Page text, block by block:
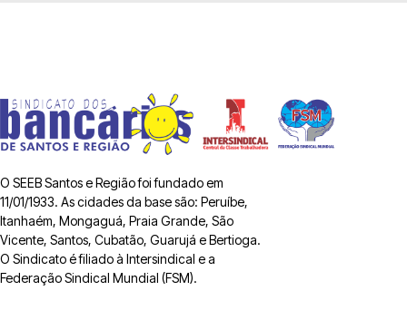
O SEEB Santos e Região foi fundado em
11/01/1933. As cidades da base são: Peruíbe,
Itanhaém, Mongaguá, Praia Grande, São
Vicente, Santos, Cubatão, Guarujá e Bertioga.
O Sindicato é filiado à Intersindical e a
Federação Sindical Mundial (FSM).